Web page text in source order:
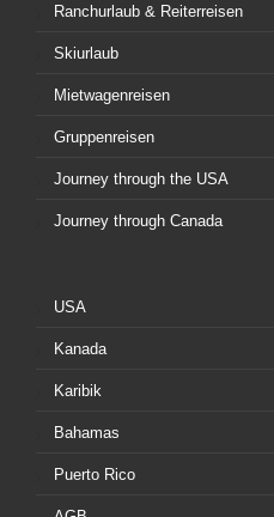
Ranchurlaub & Reiterreisen
Skiurlaub
Mietwagenreisen
Gruppenreisen
Journey through the USA
Journey through Canada
USA
Kanada
Karibik
Bahamas
Puerto Rico